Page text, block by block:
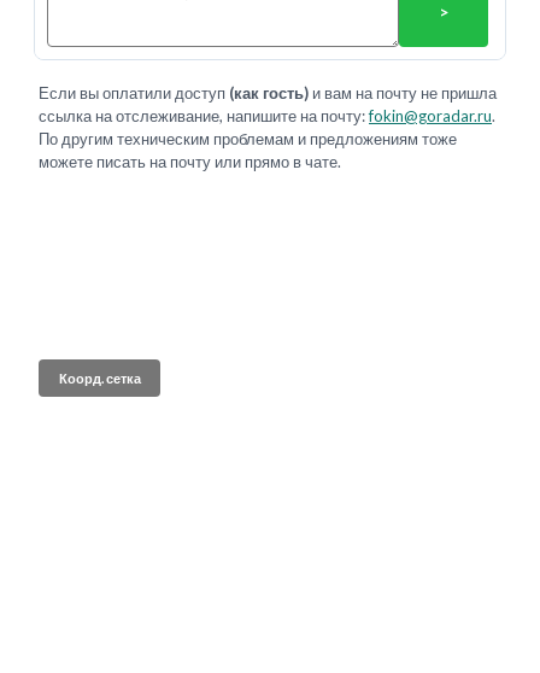
>
Если вы оплатили доступ (как гость) и вам на почту не пришла
ссылка на отслеживание, напишите на почту:fokin@goradar.ru.
По другим техническим проблемам и предложениям тоже
можете писать на почту или прямо в чате.
Коорд. сетка